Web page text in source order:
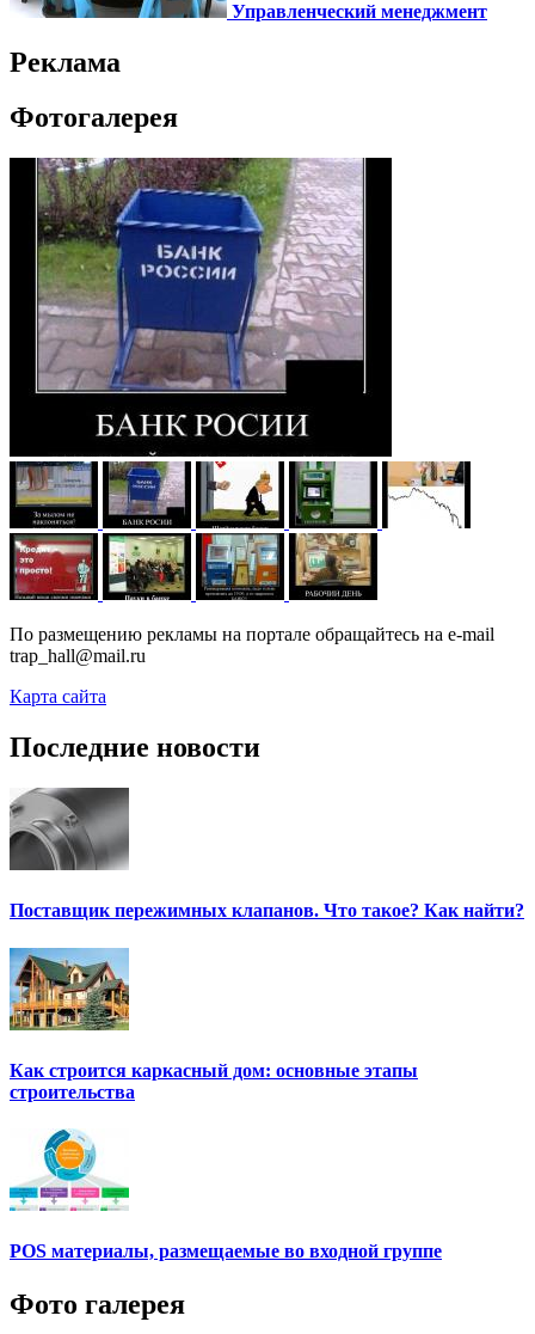
Управленческий менеджмент
Реклама
Фотогалерея
По размещению рекламы на портале обращайтесь на e-mail
trap_hall@mail.ru
Карта сайта
Последние новости
Поставщик пережимных клапанов. Что такое? Как найти?
Как строится каркасный дом: основные этапы
строительства
POS материалы, размещаемые во входной группе
Фото галерея